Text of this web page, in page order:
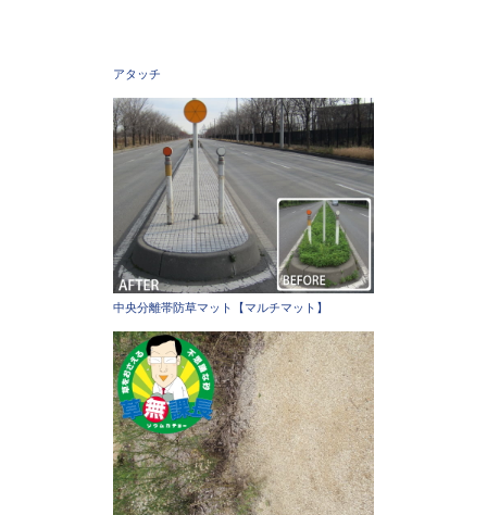
アタッチ
中央分離帯防草マット【マルチマット】